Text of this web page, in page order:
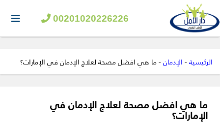
00201020226226
الرئيسية-الإدمان-ما هي افضل مصحة لعلاج الإدمان في الإمارات؟
ما هي افضل مصحة لعلاج الإدمان في
الإمارات؟